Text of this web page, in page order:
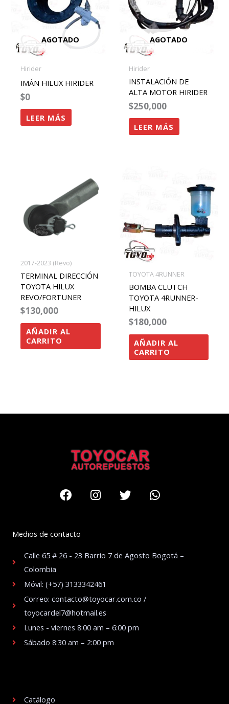
AGOTADO
Hirider
IMÁN HILUX HIRIDER
$0
LEER MÁS
AGOTADO
Hirider
INSTALACIÓN DE
ALTA MOTOR HIRIDER
$250,000
LEER MÁS
2017-2023 (Revo)
TERMINAL DIRECCIÓN
TOYOTA HILUX
REVO/FORTUNER
$130,000
AÑADIR AL
CARRITO
TOYOTA 4RUNNER
BOMBA CLUTCH
TOYOTA 4RUNNER-
HILUX
$180,000
AÑADIR AL
CARRITO
FacebookInstagram
TwitterWhatsapp
Medios de contacto
Calle 65 # 26 - 23 Barrio 7 de Agosto Bogotá –
Colombia
Móvil: (+57) 3133342461
Correo: contacto@toyocar.com.co /
toyocardel7@hotmail.es
Lunes - viernes 8:00 am – 6:00 pm
Sábado 8:30 am – 2:00 pm
Catálogo